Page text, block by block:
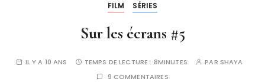
FILM SÉRIES
Sur les écrans #5
IL Y A 10 ANS TEMPS DE LECTURE : 8MINUTES PAR SHAYA
9 COMMENTAIRES